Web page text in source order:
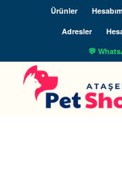
Ürünler Hesabım
Adresler
💬